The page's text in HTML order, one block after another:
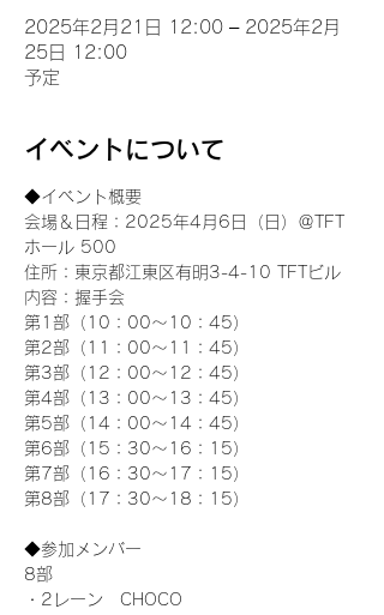
2025年2月21日 12:00 – 2025年2月
25日 12:00
予定
イベントについて
◆イベント概要
会場＆日程：2025年4月6日（日）＠TFT
ホール 500
住所：東京都江東区有明3-4-10 TFTビル
内容：握手会
第1部（10：00～10：45）
第2部（11：00～11：45）
第3部（12：00～12：45）
第4部（13：00～13：45）
第5部（14：00～14：45）
第6部（15：30～16：15）
第7部（16：30～17：15）
第8部（17：30～18：15）
◆参加メンバー
8部
・2レーン　CHOCO